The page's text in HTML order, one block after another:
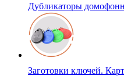
Дубликаторы
Заготовки ключей.